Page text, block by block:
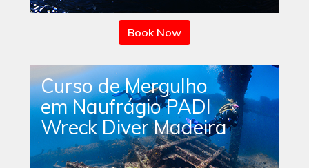
Book Now
Curso de Mergulho
em Naufrágio PADI
Wreck Diver Madeira